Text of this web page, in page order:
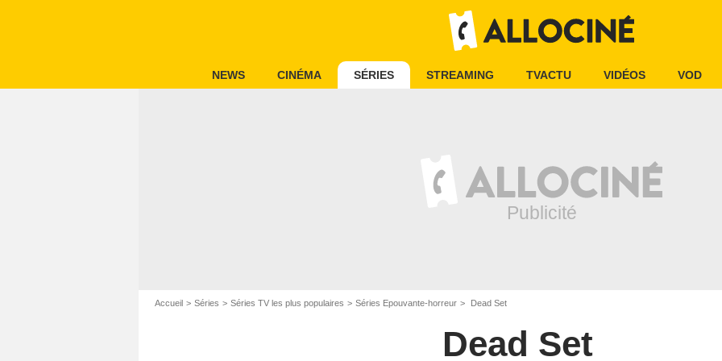
NEWS CINÉMA SÉRIES STREAMING TVACTU VIDÉOS VOD
Accueil Séries Séries TV les plus populaires Séries Epouvante-horreur Dead Set
Dead Set